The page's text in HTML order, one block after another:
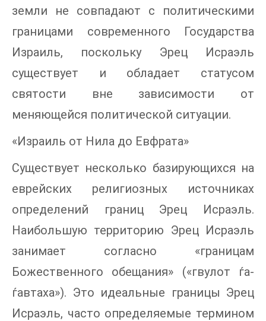
земли не совпадают с политическими
границами современного Государства
Израиль, поскольку Эрец Исраэль
существует и обладает статусом
святости вне зависимости от
меняющейся политической ситуации.
«Израиль от Нила до Евфрата»
Существует несколько базирующихся на
еврейских религиозных источниках
определений границ Эрец Исраэль.
Наибольшую территорию Эрец Исраэль
занимает согласно «границам
Божественного обещания» («гвулот ѓа-
ѓавтаха»). Это идеальные границы Эрец
Исраэль, часто определяемые термином